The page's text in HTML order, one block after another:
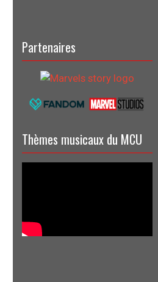
Partenaires
Thèmes musicaux du MCU